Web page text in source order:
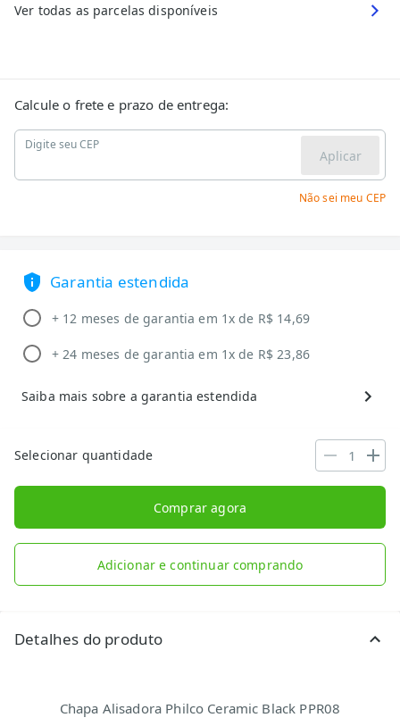
Ver todas as parcelas disponíveis
Calcule o frete e prazo de entrega:
Digite seu CEP
Aplicar
Não sei meu CEP
Garantia estendida
+ 12 meses de garantia em 1x de R$ 14,69
+ 24 meses de garantia em 1x de R$ 23,86
Saiba mais sobre a garantia estendida
Selecionar quantidade
Comprar agora
Adicionar e continuar comprando
Detalhes do produto
Chapa Alisadora Philco Ceramic Black PPR08